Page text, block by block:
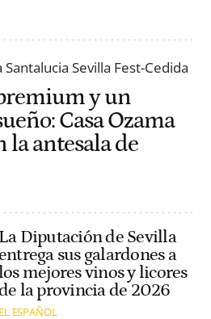
y un
Casa Ozama
la antesala de
La Diputación de Sevilla
sus galardones a
los mejores vinos y licores
la provincia de 2026
EL ESPAÑOL